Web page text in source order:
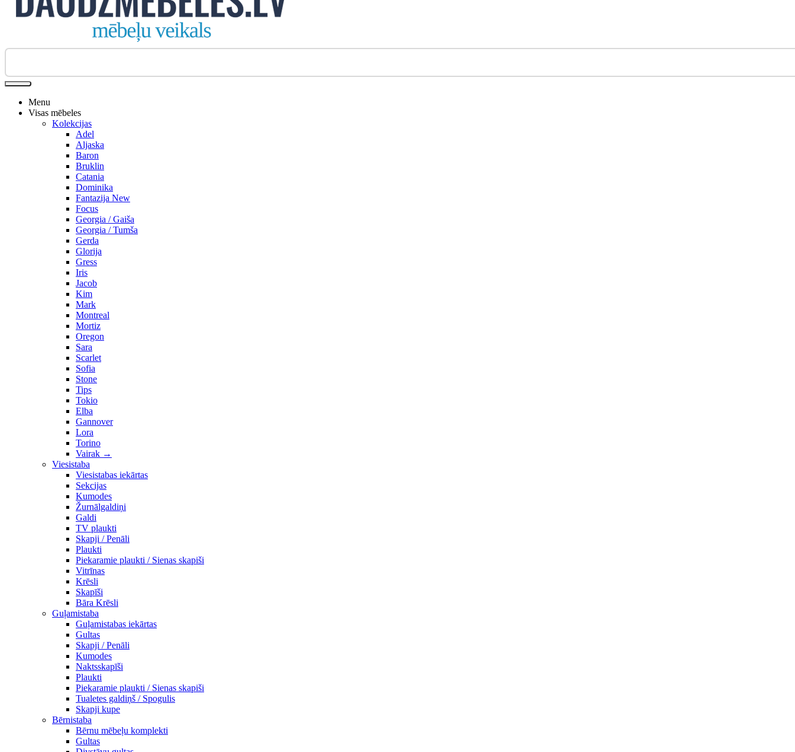
Biroja krēsli
Menu
Visas mēbeles
Kolekcijas
Adel
Aljaska
Baron
Bruklin
Catania
Dominika
Fantazija New
Focus
Georgia / Gaiša
Georgia / Tumša
Gerda
Glorija
Gress
Iris
Jacob
Kim
Mark
Montreal
Mortiz
Oregon
Sara
Scarlet
Sofia
Stone
Tips
Tokio
Elba
Gannover
Lora
Torino
Vairak →
Viesistaba
Viesistabas iekārtas
Sekcijas
Kumodes
Žurnālgaldiņi
Galdi
TV plaukti
Skapji / Penāli
Plaukti
Piekaramie plaukti / Sienas skapiši
Vitrīnas
Krēsli
Skapīši
Bāra Krēsli
Guļamistaba
Guļamistabas iekārtas
Gultas
Skapji / Penāli
Kumodes
Naktsskapīši
Plaukti
Piekaramie plaukti / Sienas skapiši
Tualetes galdiņš / Spogulis
Skapji kupe
Bērnistaba
Bērnu mēbeļu komplekti
Gultas